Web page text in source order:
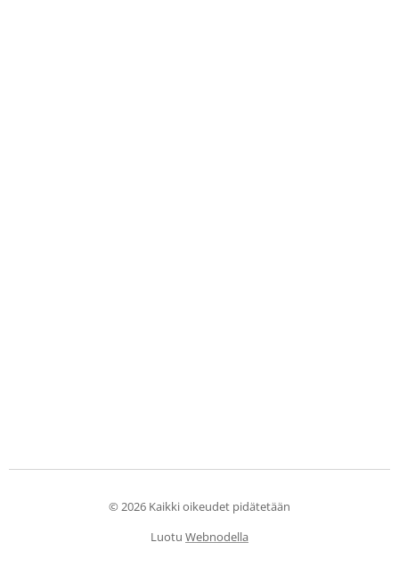
© 2026 Kaikki oikeudet pidätetään
Luotu Webnodella